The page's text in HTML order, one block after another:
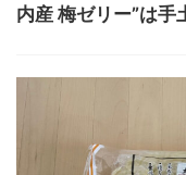
内産 梅ゼリー”は手